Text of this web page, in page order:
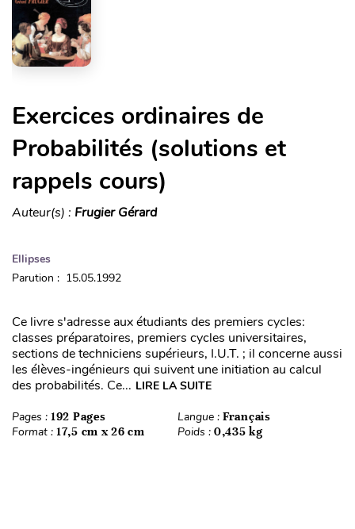
Exercices ordinaires de
Probabilités (solutions et
rappels cours)
Auteur(s) : Frugier Gérard
Ellipses
Parution : 15.05.1992
Ce livre s'adresse aux étudiants des premiers cycles:
classes préparatoires, premiers cycles universitaires,
sections de techniciens supérieurs, I.U.T. ; il concerne aussi
les élèves-ingénieurs qui suivent une initiation au calcul
des probabilités. Ce... LIRE LA SUITE
Pages : 192 Pages Langue : Français
Format : 17,5 cm x 26 cm Poids : 0,435 kg